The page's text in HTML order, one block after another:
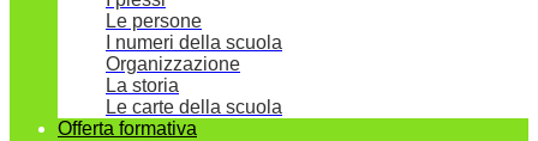
Le persone
I numeri della scuola
Organizzazione
La storia
Le carte della scuola
Offerta formativa